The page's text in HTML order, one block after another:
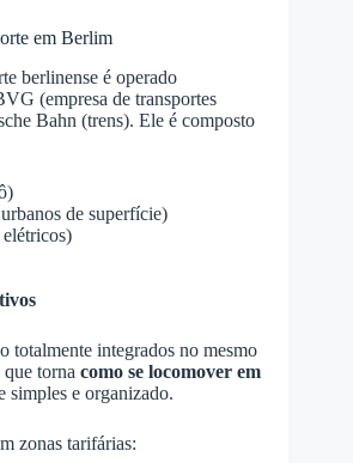
em Berlim
berlinense é operado
(empresa de transportes
Bahn (trens). Ele é composto
de superfície)
totalmente integrados no mesmo
que torna como se locomover em
simples e organizado.
zonas tarifárias: